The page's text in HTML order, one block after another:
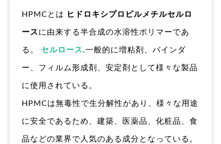
HPMCとは ヒドロキシプロピルメチルセルロ
ースに由来する半合成の水溶性ポリマーであ
る。 セルロース.一般的に増粘剤、バインダ
ー、フィルム形成剤、安定剤として様々な製品
に使用されている。
HPMCは無毒性で生分解性があり、様々な用途
に安全であるため、建築、医薬品、化粧品、食
品などの業界で人気のある成分となっている。